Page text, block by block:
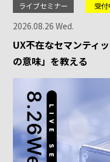
ライブセミナー 受付
2026.08.26 Wed.
UX不在なセマンティ
の意味」を教える